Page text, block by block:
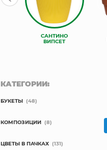
САНТИНО
ВИПСЕТ
КАТЕГОРИИ:
БУКЕТЫ (48)
КОМПОЗИЦИИ (8)
ЦВЕТЫ В ПАЧКАХ (131)